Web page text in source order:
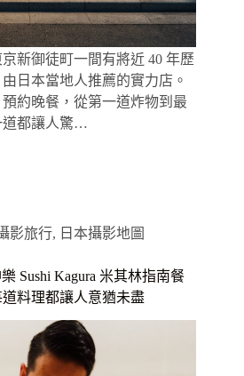
新御徒町一間有將近 40 年歷
日本當地人推薦的實力店。
約晚餐，從第一道炸物到最
道都讓人驚…
影旅行, 日本攝影地圖
Sushi Kagura 米其林指南餐
料理都讓人意猶未盡